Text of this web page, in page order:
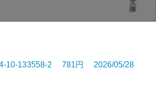
10-133558-2 781円 2026/05/28